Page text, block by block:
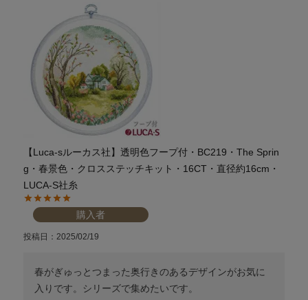
【Luca-sルーカス社】透明色フープ付・BC219・The Sprin
g・春景色・クロスステッチキット・16CT・直径約16cm・
LUCA-S社糸
購入者
投稿日 2025/02/19
春がぎゅっとつまった奥行きのあるデザインがお気に
入りです。シリーズで集めたいです。